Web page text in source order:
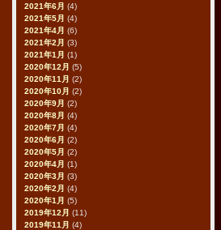
2021年6月 (4)
2021年5月 (4)
2021年4月 (6)
2021年2月 (3)
2021年1月 (1)
2020年12月 (5)
2020年11月 (2)
2020年10月 (2)
2020年9月 (2)
2020年8月 (4)
2020年7月 (4)
2020年6月 (2)
2020年5月 (2)
2020年4月 (1)
2020年3月 (3)
2020年2月 (4)
2020年1月 (5)
2019年12月 (11)
2019年11月 (4)